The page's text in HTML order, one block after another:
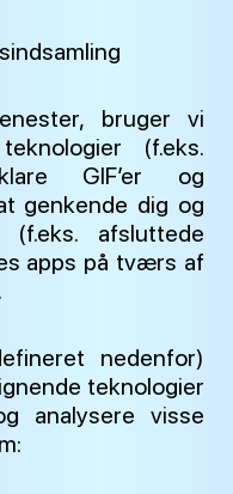
bruger vi
(f.eks.
GIF’er og
genkende dig og
afsluttede
apps på tværs af
nedenfor)
teknologier
analysere visse